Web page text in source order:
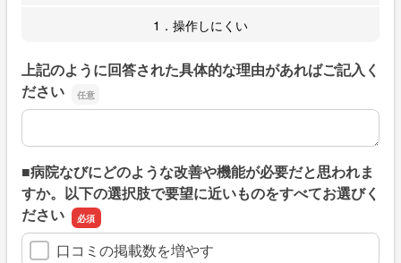
1．操作しにくい
上記のように回答された具体的な理由があればご記入く
ださい
上記のように回答された具体的な理由があればご記入くだ
■病院なびにどのような改善や機能が必要だと思われま
すか。以下の選択肢で要望に近いものをすべてお選びく
ださい
口コミの掲載数を増やす